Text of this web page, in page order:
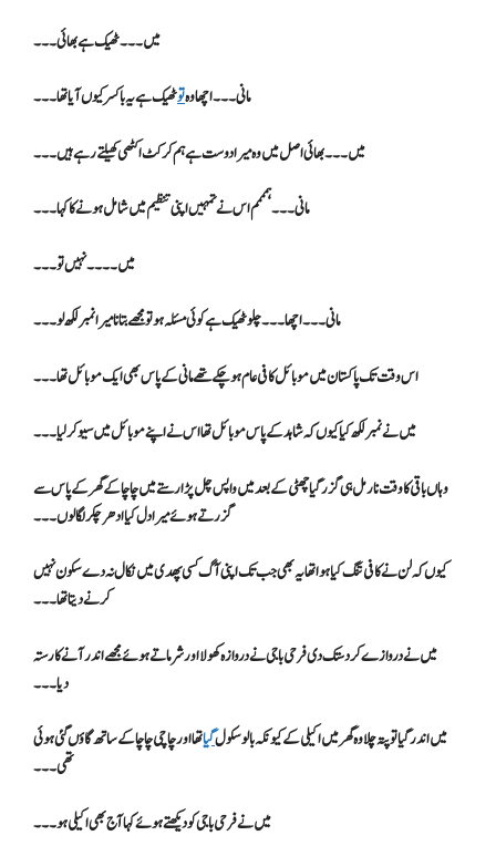
میں۔۔۔ ٹھیک ہے بھائی۔۔۔
مانی۔۔۔ اچھا وہتوٹھیک ہے یہ باکسر کیوں آیا تھا۔۔۔
میں۔۔۔ بھائی اصل میں وہ میرا دوست ہے ہم کرکٹ اکٹھی کھیلتے رہے ہیں۔۔۔
مانی ۔۔۔ ہمممم اس نے تمہیں اپنی تنظیم میں شامل ہونے کا کہا۔۔۔
میں ۔۔۔۔ نہیں تو۔۔۔
مانی ۔۔۔اچھا۔۔۔چلو ٹھیک ہے کوئی مسئلہ ہو تو مجھے بتانا میرا نمبر لکھ لو۔۔۔
اس وقت تک پاکستان میں موبائل کافی عام ہو چکے تھے مانی کے پاس بھی ایک موبائل تھا۔۔۔
میں نے نمبر لکھ کیا کیوں کہ شاہد کے پاس موبائل تھا اس نے اپنے موبائل میں سیو کر لیا۔۔۔
وہاں باقی کا وقت نارمل ہی گزر گیا چھٹی کے بعد میں واپس چل پڑا رستے میں چاچا کے گھر کے پاس سے
گزرتے ہوئے میرا دل کیا ادھر چکر لگا لوں۔۔۔
کیوں کہ لن نے کافی تنگ کیا ہوا تھا یہ بھی جب تک اپنی آگ کسی پھدی میں نکال نہ دے سکون نہیں
کرنے دیتا تھا۔۔۔
میں نے دروازے کر دستک دی فرحی باجی نے دروازہ کھولا اور شرماتے ہوئے مجھے اندر آنے کا رستہ
دیا۔۔۔
میں اندر گیا تو پتہ چلا وہ گھر میں اکیلی کے کیونکہ بالو سکولگیاتھا اور چاچی چاچا کے ساتھ گاؤں گئی ہوئی
تھی۔۔۔
میں نے فرحی باجی کو دیکھتے ہوئے کہا آج بھی اکیلی ہو۔۔۔